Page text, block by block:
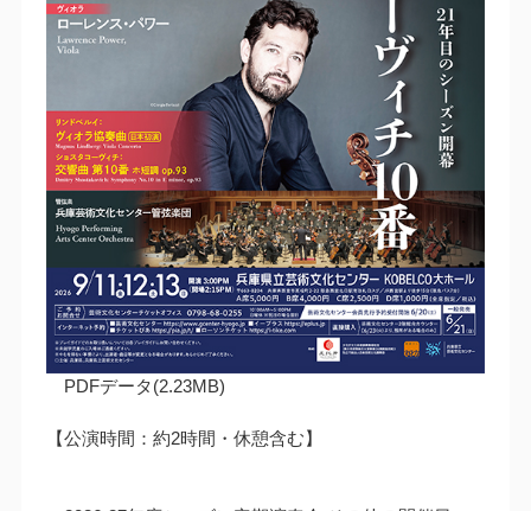
PDFデータ(2.23MB)
【公演時間：約2時間・休憩含む】